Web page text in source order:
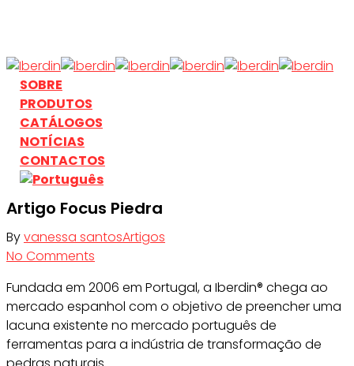
main
content
search
Menu
SOBRE
PRODUTOS
CATÁLOGOS
NOTÍCIAS
CONTACTOS
search
Artigo Focus Piedra
Byvanessa santosArtigos
No Comments
Fundada em 2006 em Portugal, a Iberdin® chega ao
mercado espanhol com o objetivo de preencher uma
lacuna existente no mercado português de
ferramentas para a indústria de transformação de